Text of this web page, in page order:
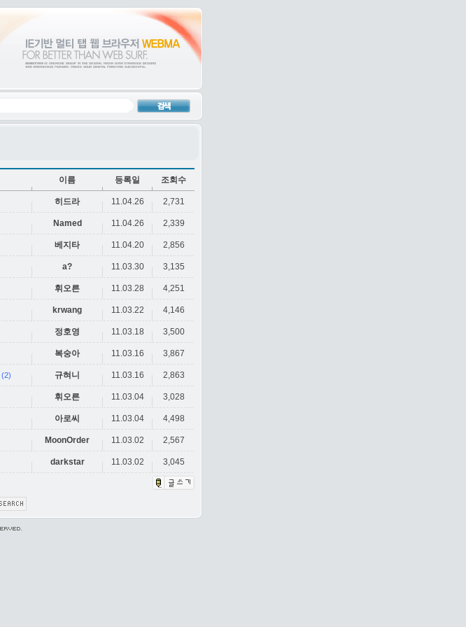
이름 등록일 조회수
히드라 11.04.26 2,731
Named 11.04.26 2,339
베지타 11.04.20 2,856
a? 11.03.30 3,135
휘오른 11.03.28 4,251
krwang 11.03.22 4,146
정호영 11.03.18 3,500
복숭아 11.03.16 3,867
(2) 규혀니 11.03.16 2,863
휘오른 11.03.04 3,028
아로씨 11.03.04 4,498
MoonOrder 11.03.02 2,567
darkstar 11.03.02 3,045